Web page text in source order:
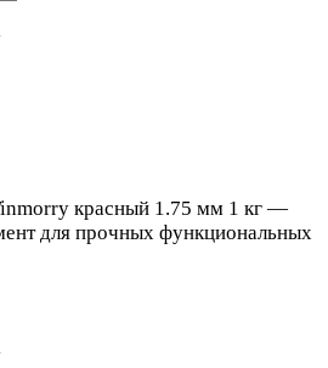
красный 1.75 мм 1 кг —
для прочных функциональных